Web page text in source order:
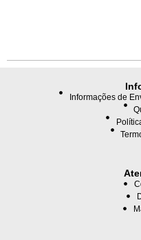
Informações de